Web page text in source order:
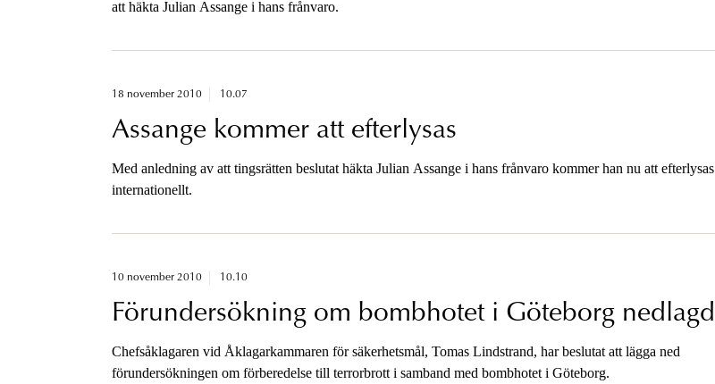
att häkta Julian Assange i hans frånvaro.
18 november 2010 10.07
Assange kommer att efterlysas
Med anledning av att tingsrätten beslutat häkta Julian Assange i hans frånvaro kommer han nu att efterlysas
internationellt.
10 november 2010 10.10
Förundersökning om bombhotet i Göteborg nedlagd
Chefsåklagaren vid Åklagarkammaren för säkerhetsmål, Tomas Lindstrand, har beslutat att lägga ned
förundersökningen om förberedelse till terrorbrott i samband med bombhotet i Göteborg.